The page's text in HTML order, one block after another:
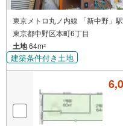
東京メトロ丸ノ内線 「新中野」
東京都中野区本町6丁目
土地64m2
建築条件付き土地